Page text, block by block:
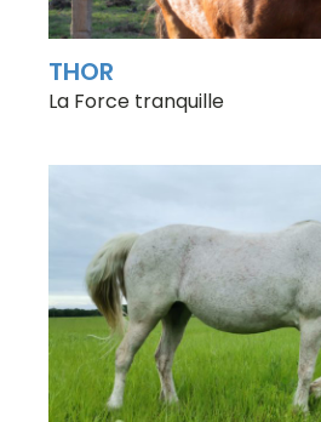
THOR
La Force tranquille